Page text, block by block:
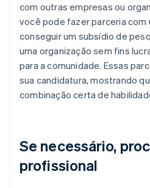
com outras empresas ou
você pode fazer parceria com
conseguir um subsídio de
uma organização sem fins
para a comunidade. Essas
sua candidatura, mostrando
combinação certa de
Se necessário,
profissional